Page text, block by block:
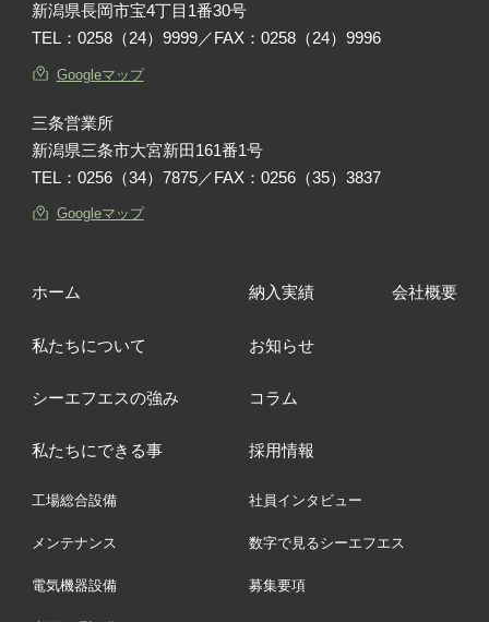
新潟県長岡市宝4丁目1番30号
TEL：0258（24）9999／FAX：0258（24）9996
Googleマップ
三条営業所
新潟県三条市大宮新田161番1号
TEL：0256（34）7875／FAX：0256（35）3837
Googleマップ
ホーム
私たちについて
シーエフエスの強み
納入実績
お知らせ
コラム
会社概要
私たちにできる事
工場総合設備
メンテナンス
電気機器設備
採用情報
社員インタビュー
数字で見るシーエフエス
募集要項